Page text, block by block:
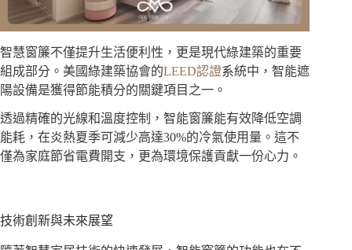
智慧窗簾不僅提升生活便利性，更是現代綠建築的重要
組成部分。美國綠建築協會的LEED認證系統中，智能遮
陽設備是獲得節能積分的關鍵項目之一。
透過精確的光線和溫度控制，智能窗簾能有效降低空調
能耗，在炎熱夏季可減少高達30%的冷氣使用量。這不
僅為家庭節省電費開支，更為環境保護貢獻一份心力。
技術創新與未來展望